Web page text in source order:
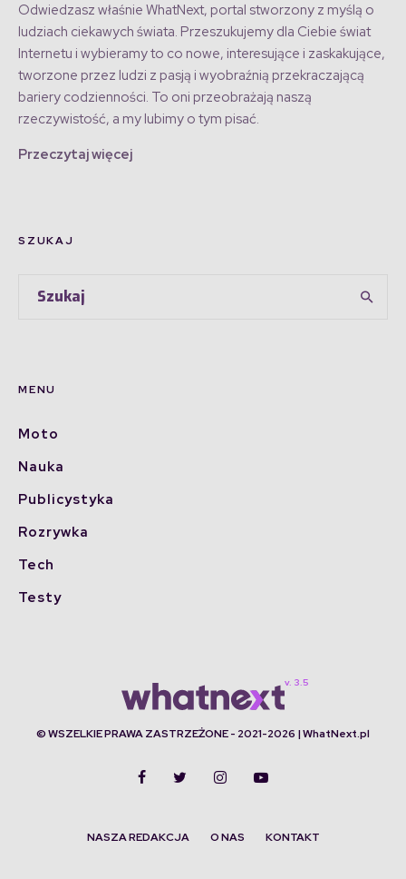
Odwiedzasz właśnie WhatNext, portal stworzony z myślą o
ludziach ciekawych świata. Przeszukujemy dla Ciebie świat
Internetu i wybieramy to co nowe, interesujące i zaskakujące,
tworzone przez ludzi z pasją i wyobraźnią przekraczającą
bariery codzienności. To oni przeobrażają naszą
rzeczywistość, a my lubimy o tym pisać.
Przeczytaj więcej
SZUKAJ
MENU
Moto
Nauka
Publicystyka
Rozrywka
Tech
Testy
© WSZELKIE PRAWA ZASTRZEŻONE - 2021-2026 | WhatNext.pl
NASZA REDAKCJA O NAS KONTAKT